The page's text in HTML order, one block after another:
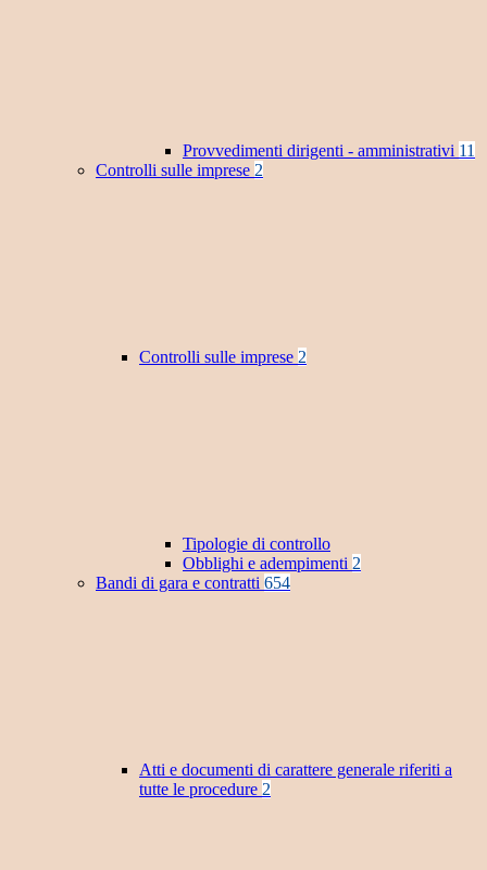
Provvedimenti dirigenti - amministrativi 11
Controlli sulle imprese 2
Controlli sulle imprese 2
Tipologie di controllo
Obblighi e adempimenti 2
Bandi di gara e contratti 654
Atti e documenti di carattere generale riferiti a
tutte le procedure 2